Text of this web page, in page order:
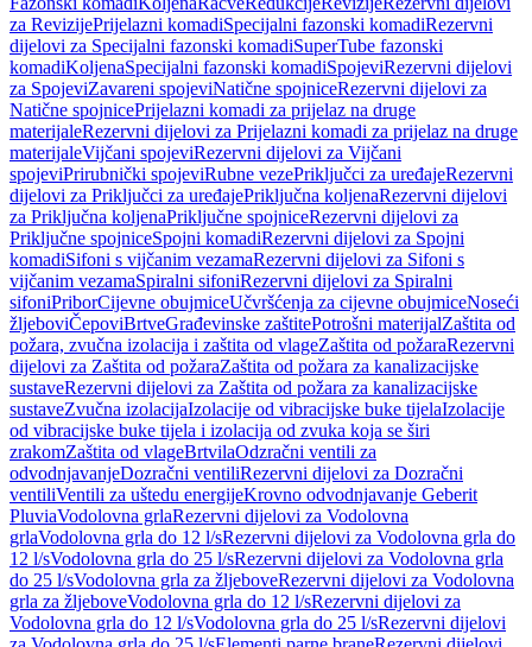
za RevizijePrijelazni komadiSpecijalni fazonski komadiRezervni
dijelovi za Specijalni fazonski komadiSuperTube fazonski
komadiKoljenaSpecijalni fazonski komadiSpojeviRezervni dijelovi
za SpojeviZavareni spojeviNatične spojniceRezervni dijelovi za
Natične spojnicePrijelazni komadi za prijelaz na druge
materijaleRezervni dijelovi za Prijelazni komadi za prijelaz na druge
materijaleVijčani spojeviRezervni dijelovi za Vijčani
spojeviPrirubnički spojeviRubne vezePriključci za uređajeRezervni
dijelovi za Priključci za uređajePriključna koljenaRezervni dijelovi
za Priključna koljenaPriključne spojniceRezervni dijelovi za
Priključne spojniceSpojni komadiRezervni dijelovi za Spojni
komadiSifoni s vijčanim vezamaRezervni dijelovi za Sifoni s
vijčanim vezamaSpiralni sifoniRezervni dijelovi za Spiralni
sifoniPriborCijevne obujmiceUčvršćenja za cijevne obujmiceNoseći
žljeboviČepoviBrtveGrađevinske zaštitePotrošni materijalZaštita od
požara, zvučna izolacija i zaštita od vlageZaštita od požaraRezervni
dijelovi za Zaštita od požaraZaštita od požara za kanalizacijske
sustaveRezervni dijelovi za Zaštita od požara za kanalizacijske
sustaveZvučna izolacijaIzolacije od vibracijske buke tijelaIzolacije
od vibracijske buke tijela i izolacija od zvuka koja se širi
zrakomZaštita od vlageBrtvilaOdzračni ventili za
odvodnjavanjeDozračni ventiliRezervni dijelovi za Dozračni
ventiliVentili za uštedu energijeKrovno odvodnjavanje Geberit
PluviaVodolovna grlaRezervni dijelovi za Vodolovna
grlaVodolovna grla do 12 l/sRezervni dijelovi za Vodolovna grla do
12 l/sVodolovna grla do 25 l/sRezervni dijelovi za Vodolovna grla
do 25 l/sVodolovna grla za žljeboveRezervni dijelovi za Vodolovna
grla za žljeboveVodolovna grla do 12 l/sRezervni dijelovi za
Vodolovna grla do 12 l/sVodolovna grla do 25 l/sRezervni dijelovi